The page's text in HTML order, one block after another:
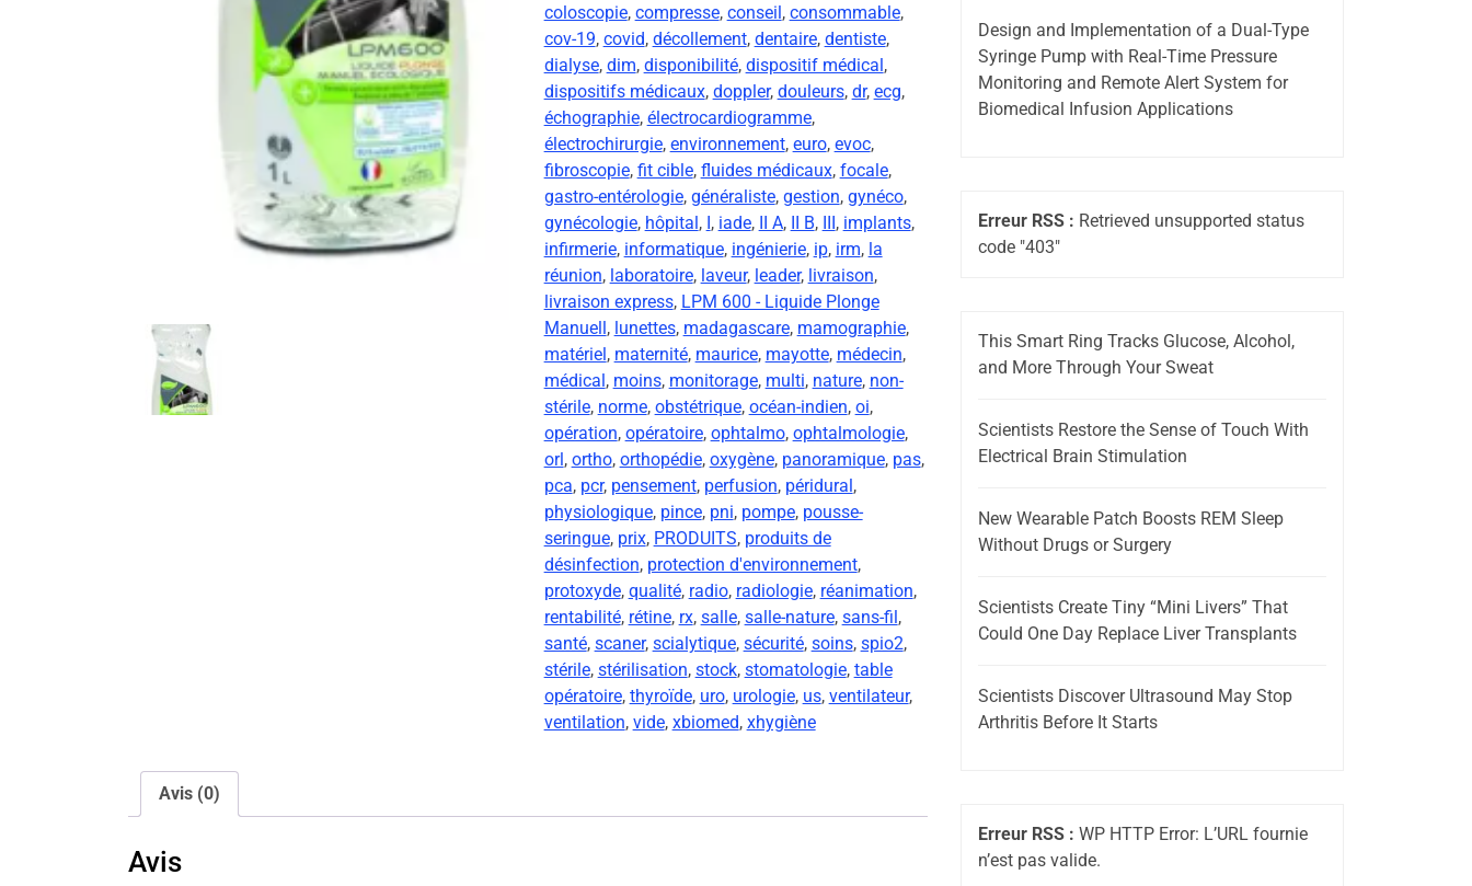
coloscopie, compresse, conseil , consommable,
cov-19, covid, décollement, dentaire, dentiste,
dialyse, dim, disponibilité, dispositif médical ,
dispositifs médicaux, doppler, douleurs, dr, ecg,
échographie, électrocardiogramme,
électrochirurgie, environnement, euro, evoc,
fibroscopie, fit cible, fluides médicaux, focale,
gastro-entérologie, généraliste, gestion, gynéco,
gynécologie, hôpital , , iade, II A, II B, , implants,
infirmerie, informatique, ingénierie, ip, irm, la
réunion, laboratoire, laveur, leader, livraison,
livraison express, LPM 600 - Liquide Plonge
Manuell , lunettes, madagascare, mamographie,
matériel , maternité, maurice, mayotte, médecin,
médical , moins, monitorage, multi, nature, non-
stérile, norme, obstétrique, océan-indien, oi,
opération, opératoire, ophtalmo, ophtalmologie,
orl , ortho, orthopédie, oxygène, panoramique, pas,
pca, pcr, pensement, perfusion, péridural ,
physiologique, pince, pni, pompe, pousse-
seringue, prix, PRODUITS, produits de
désinfection, protection d'environnement,
protoxyde, qualité, radio, radiologie, réanimation,
rentabilité, rétine, rx, salle, salle-nature, sans-fil ,
santé, scaner, scialytique, sécurité, soins, spio2,
stérile, stérilisation, stock, stomatologie, table
opératoire, thyroïde, uro, urologie, us, ventilateur,
ventilation, vide, xbiomed, xhygiène
Avis (0)
Avis
Design and Implementation of a Dual-Type
Syringe Pump with Real-Time Pressure
Monitoring and Remote Alert System for
Biomedical Infusion Applications
Erreur RSS : Retrieved unsupported status
code "403"
This Smart Ring Tracks Glucose, Alcohol,
and More Through Your Sweat
Scientists Restore the Sense of Touch With
Electrical Brain Stimulation
New Wearable Patch Boosts REM Sleep
Without Drugs or Surgery
Scientists Create Tiny “Mini Livers” That
Could One Day Replace Liver Transplants
Scientists Discover Ultrasound May Stop
Arthritis Before It Starts
Erreur RSS : WP HTTP Error: L’URL fournie
n’est pas valide.